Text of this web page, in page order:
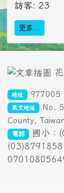
訪客: 23
更多…
地址 977005
英文地址
No.
County,
電話
國小：